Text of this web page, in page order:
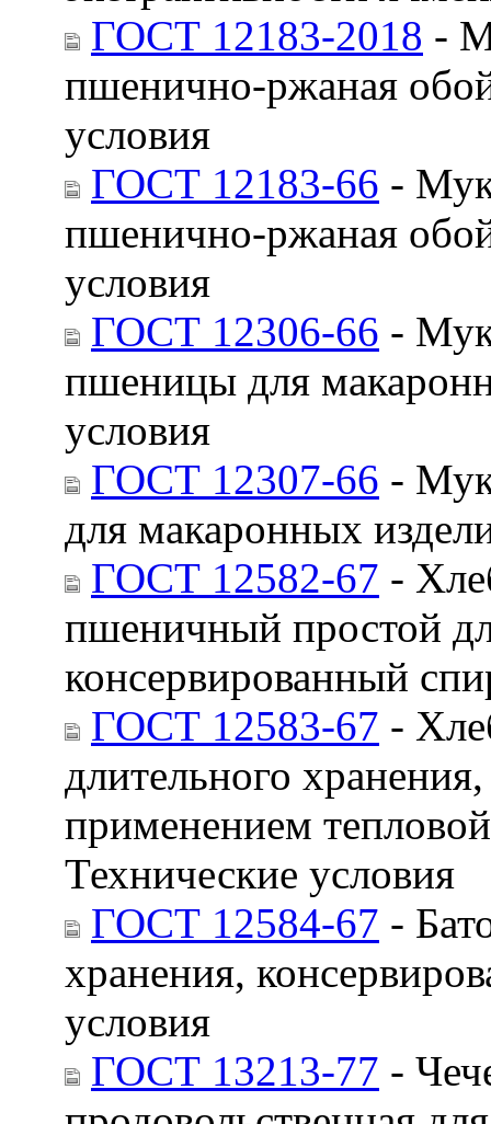
ГОСТ 12183-2018 -
пшенично-ржаная
условия
ГОСТ 12183-66 -
пшенично-ржаная
условия
ГОСТ 12306-66 -
пшеницы для
условия
ГОСТ 12307-66 -
для макаронных
ГОСТ 12582-67 -
пшеничный простой
консервированный
ГОСТ 12583-67 -
длительного
применением
Технические условия
ГОСТ 12584-67 -
хранения,
условия
ГОСТ 13213-77 -